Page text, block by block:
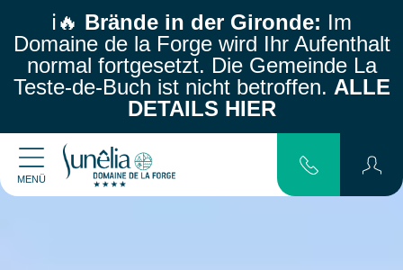
ℹ️🔥 Brände in der Gironde: Im
Domaine de la Forge wird Ihr Aufenthalt
normal fortgesetzt. Die Gemeinde La
Teste-de-Buch ist nicht betroffen. ALLE
DETAILS HIER
MENÜ